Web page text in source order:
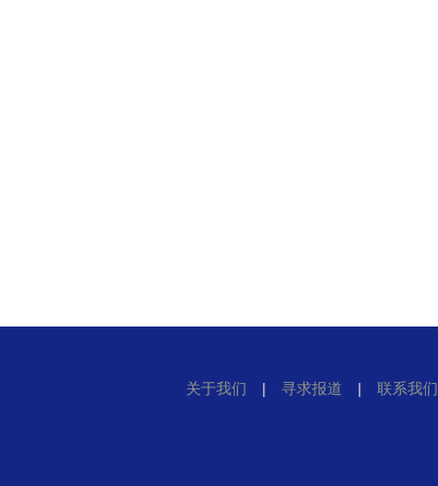
关于我们 | 寻求报道 | 联系我们